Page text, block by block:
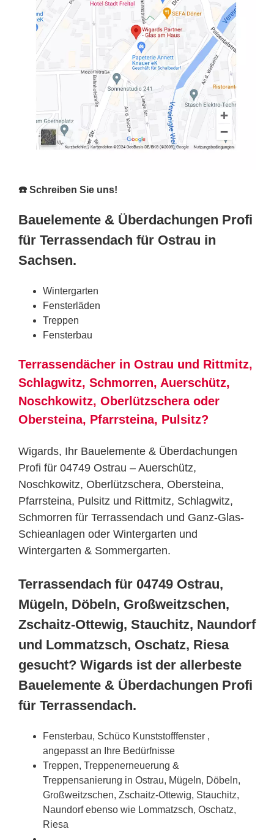
☎️ Schreiben Sie uns!
Bauelemente & Überdachungen Profi
für Terrassendach für Ostrau in
Sachsen.
Wintergarten
Fensterläden
Treppen
Fensterbau
Terrassendächer in Ostrau und Rittmitz,
Schlagwitz, Schmorren, Auerschütz,
Noschkowitz, Oberlützschera oder
Obersteina, Pfarrsteina, Pulsitz?
Wigards, Ihr Bauelemente & Überdachungen
Profi für 04749 Ostrau – Auerschütz,
Noschkowitz, Oberlützschera, Obersteina,
Pfarrsteina, Pulsitz und Rittmitz, Schlagwitz,
Schmorren für Terrassendach und Ganz-Glas-
Schieanlagen oder Wintergarten und
Wintergarten & Sommergarten.
Terrassendach für 04749 Ostrau,
Mügeln, Döbeln, Großweitzschen,
Zschaitz-Ottewig, Stauchitz, Naundorf
und Lommatzsch, Oschatz, Riesa
gesucht? Wigards ist der allerbeste
Bauelemente & Überdachungen Profi
für Terrassendach.
Fensterbau, Schüco Kunststofffenster ,
angepasst an Ihre Bedürfnisse
Treppen, Treppenerneuerung &
Treppensanierung in Ostrau, Mügeln, Döbeln,
Großweitzschen, Zschaitz-Ottewig, Stauchitz,
Naundorf ebenso wie Lommatzsch, Oschatz,
Riesa